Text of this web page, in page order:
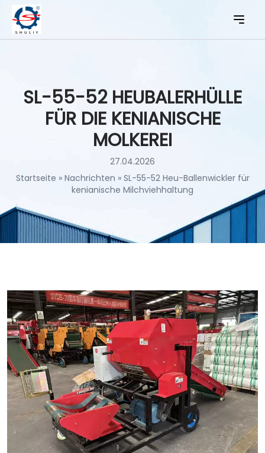
SL-55-52 HEUBALERHÜLLE
FÜR DIE KENIANISCHE
MOLKEREI
27.04.2026
Startseite » Nachrichten » SL-55-52 Heu-Ballenwickler für
kenianische Milchviehhaltung